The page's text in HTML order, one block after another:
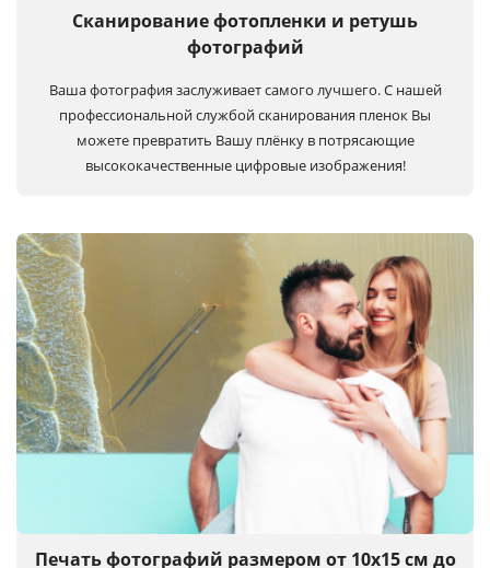
Сканирование фотопленки и ретушь
фотографий
Ваша фотография заслуживает самого лучшего. С нашей
профессиональной службой сканирования пленок Вы
можете превратить Вашу плёнку в потрясающие
высококачественные цифровые изображения!
Печать фотографий размером от 10х15 см до